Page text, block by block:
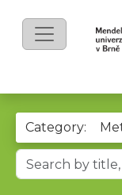
Category: